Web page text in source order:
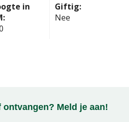
in
Giftig:
Nee
Meld je aan!